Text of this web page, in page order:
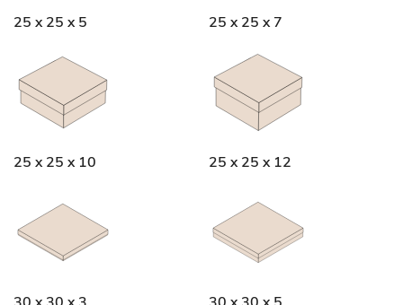
25 x 25 x 5 25 x 25 x 7
25 x 25 x 10 25 x 25 x 12